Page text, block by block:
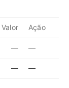
Valor Ação
— —
— —